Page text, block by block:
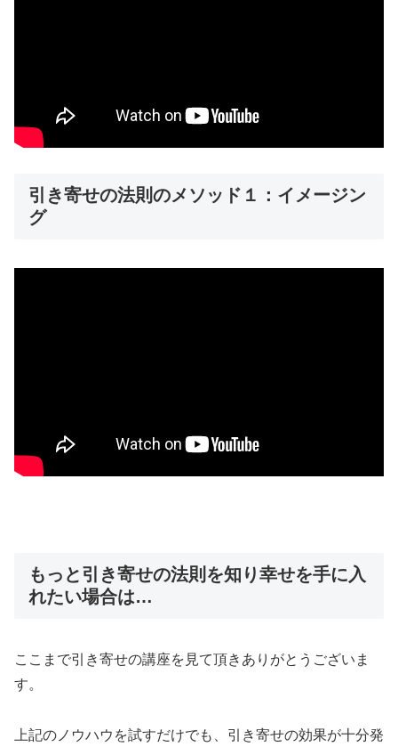
引き寄せの法則のメソッド１：イメージン
グ
もっと引き寄せの法則を知り幸せを手に入
れたい場合は…
ここまで引き寄せの講座を見て頂きありがとうございま
す。
上記のノウハウを試すだけでも、引き寄せの効果が十分発